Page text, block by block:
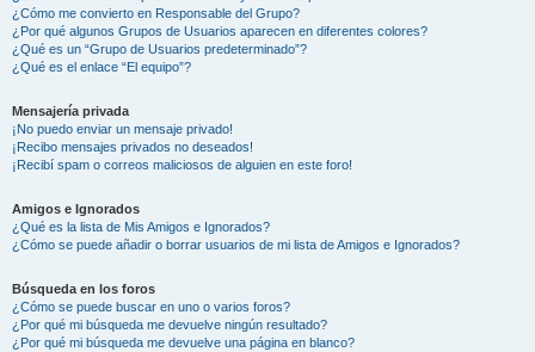
¿Cómo me convierto en Responsable del Grupo?
¿Por qué algunos Grupos de Usuarios aparecen en diferentes colores?
¿Qué es un “Grupo de Usuarios predeterminado”?
¿Qué es el enlace “El equipo”?
Mensajería privada
¡No puedo enviar un mensaje privado!
¡Recibo mensajes privados no deseados!
¡Recibí spam o correos maliciosos de alguien en este foro!
Amigos e Ignorados
¿Qué es la lista de Mis Amigos e Ignorados?
¿Cómo se puede añadir o borrar usuarios de mi lista de Amigos e Ignorados?
Búsqueda en los foros
¿Cómo se puede buscar en uno o varios foros?
¿Por qué mi búsqueda me devuelve ningún resultado?
¿Por qué mi búsqueda me devuelve una página en blanco?